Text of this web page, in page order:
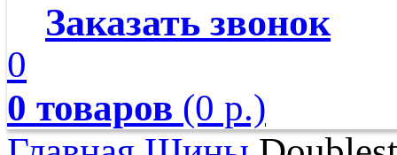
Заказать звонок
0
0 товаров (0 р.)